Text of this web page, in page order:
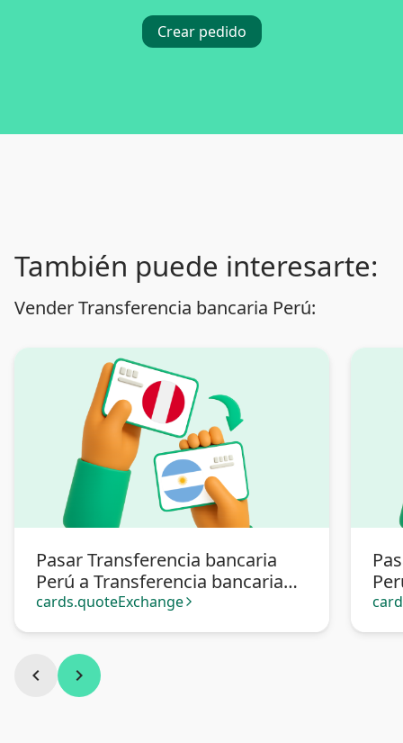
Crear pedido
También puede interesarte:
Vender Transferencia bancaria Perú:
Pasar Transferencia bancaria
Perú a Transferencia bancaria
Argentina
cards.quoteExchange arrow_forward_ios
chevron_left chevron_right